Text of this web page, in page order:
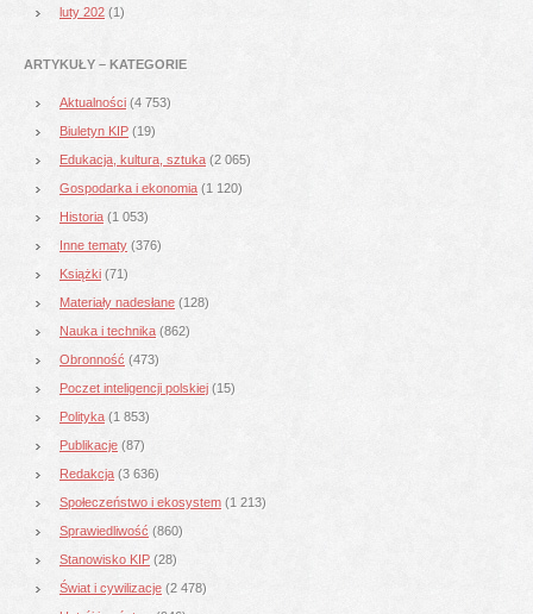
luty 202 (1)
ARTYKUŁY – KATEGORIE
Aktualności (4 753)
Biuletyn KIP (19)
Edukacja, kultura, sztuka (2 065)
Gospodarka i ekonomia (1 120)
Historia (1 053)
Inne tematy (376)
Książki (71)
Materiały nadesłane (128)
Nauka i technika (862)
Obronność (473)
Poczet inteligencji polskiej (15)
Polityka (1 853)
Publikacje (87)
Redakcja (3 636)
Społeczeństwo i ekosystem (1 213)
Sprawiedliwość (860)
Stanowisko KIP (28)
Świat i cywilizacje (2 478)